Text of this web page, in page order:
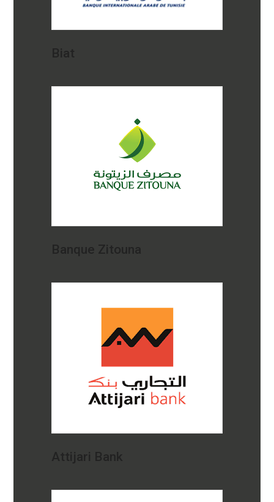
Biat
Banque Zitouna
Attijari Bank